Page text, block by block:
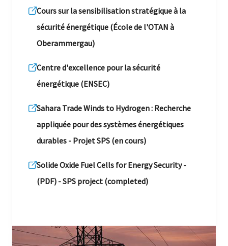
Cours sur la sensibilisation stratégique à la
sécurité énergétique (École de l'OTAN à
Oberammergau)
Centre d'excellence pour la sécurité
énergétique (ENSEC)
Sahara Trade Winds to Hydrogen : Recherche
appliquée pour des systèmes énergétiques
durables - Projet SPS (en cours)
Solide Oxide Fuel Cells for Energy Security -
(PDF) - SPS project (completed)